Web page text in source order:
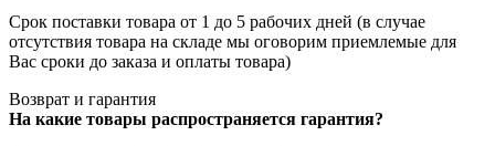
Срок поставки товара от 1 до 5 рабочих дней (в случае
отсутствия товара на складе мы оговорим приемлемые для
Вас сроки до заказа и оплаты товара)
Возврат и гарантия
На какие товары распространяется гарантия?